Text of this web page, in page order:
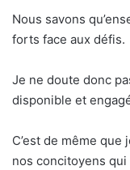
Nous savons
forts face aux défis.
Je ne doute donc
disponible et
C’est de même
nos concitoyens